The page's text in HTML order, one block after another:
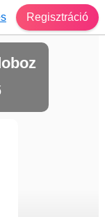
Regisztráció